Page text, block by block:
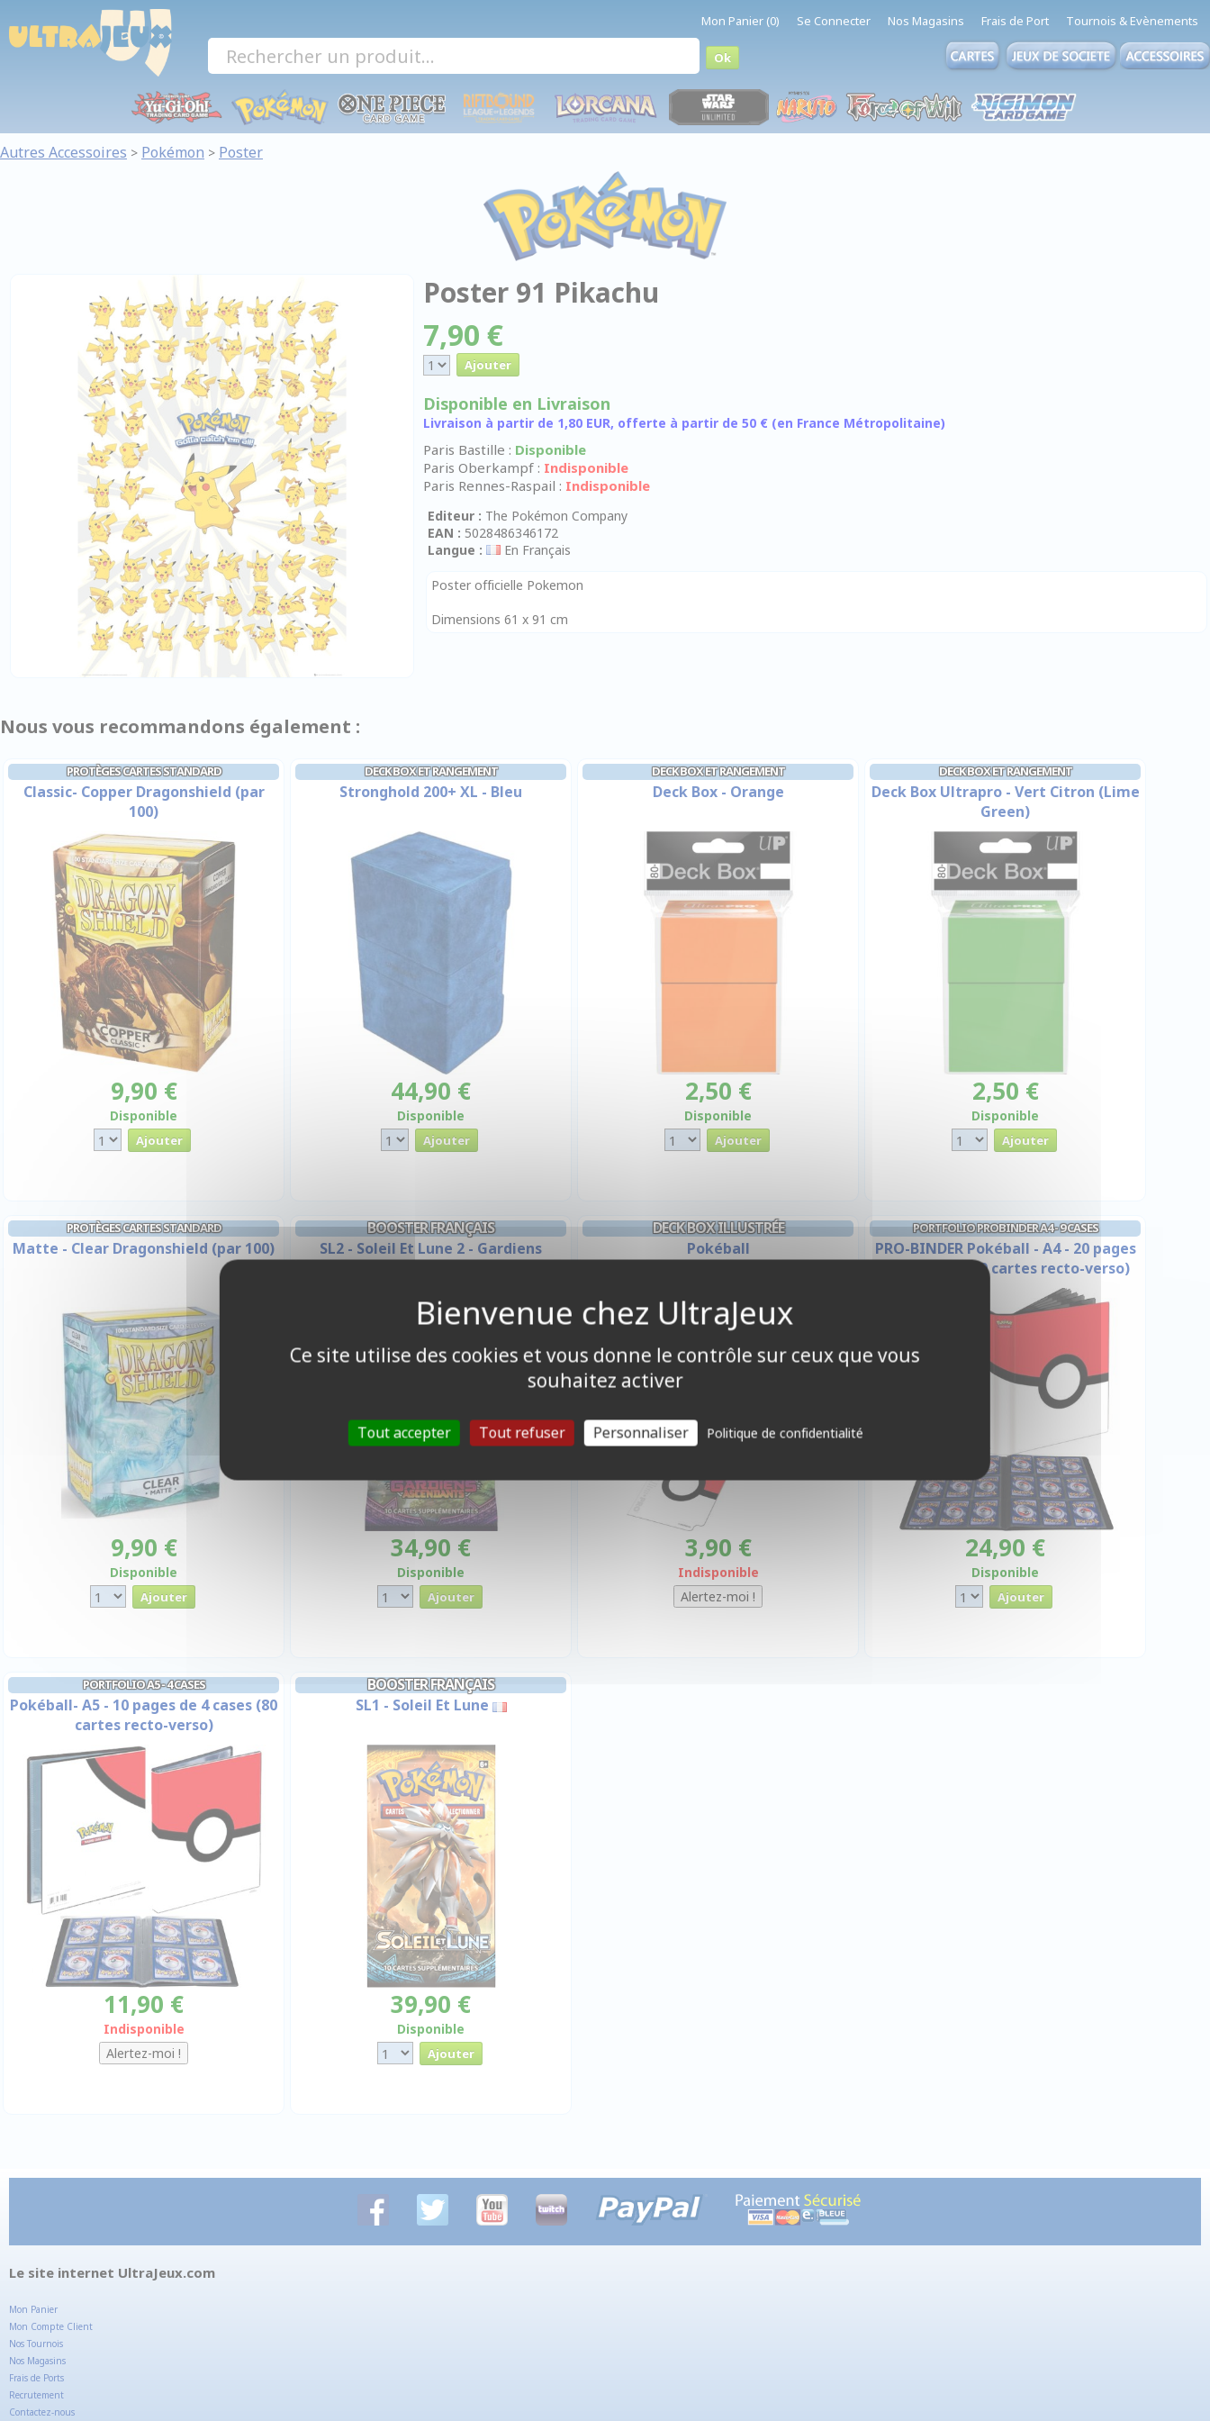
Mon Panier (0) Se Connecter Nos Magasins Frais de Port Tournois & Evènements
Autres Accessoires > Pokémon > Poster
Poster 91 Pikachu
7,90 €
Disponible en Livraison
Livraison à partir de 1,80 EUR, offerte à partir de 50 € (en France Métropolitaine)
Paris Bastille : Disponible
Paris Oberkampf : Indisponible
Paris Rennes-Raspail : Indisponible
Editeur : The Pokémon Company
EAN : 5028486346172
Langue :
En Français
Poster officielle Pokemon
Dimensions 61 x 91 cm
Nous vous recommandons également :
PROTÈGES CARTES STANDARD
Classic- Copper Dragonshield (par
100)
9,90 €
Disponible
DECK BOX ET RANGEMENT
Stronghold 200+ XL - Bleu
44,90 €
Disponible
DECK BOX ET RANGEMENT
Deck Box - Orange
2,50 €
Disponible
DECK BOX ET RANGEMENT
Deck Box Ultrapro - Vert Citron (Lime
Green)
2,50 €
Disponible
PROTÈGES CARTES STANDARD
Matte - Clear Dragonshield (par 100)
9,90 €
Disponible
BOOSTER FRANÇAIS
SL2 - Soleil Et Lune 2 - Gardiens
34,90 €
Disponible
DECK BOX ILLUSTRÉE
Pokéball
3,90 €
Indisponible
PORTFOLIO PROBINDER A4 - 9 CASES
PRO-BINDER Pokéball - A4 - 20 pages
de 9 cases (180 cartes recto-verso)
24,90 €
Disponible
PORTFOLIO A5 - 4 CASES
Pokéball- A5 - 10 pages de 4 cases (80
cartes recto-verso)
11,90 €
Indisponible
BOOSTER FRANÇAIS
SL1 - Soleil Et Lune
39,90 €
Disponible
Le site internet UltraJeux.com
Mon Panier
Mon Compte Client
Nos Tournois
Nos Magasins
Frais de Ports
Recrutement
Contactez-nous
Panneau de gestion des cookies
Ce site utilise des cookies et vous donne le contrôle sur ceux que vous
souhaitez activer
Tout accepter Tout refuser Personnaliser Politique de confidentialité